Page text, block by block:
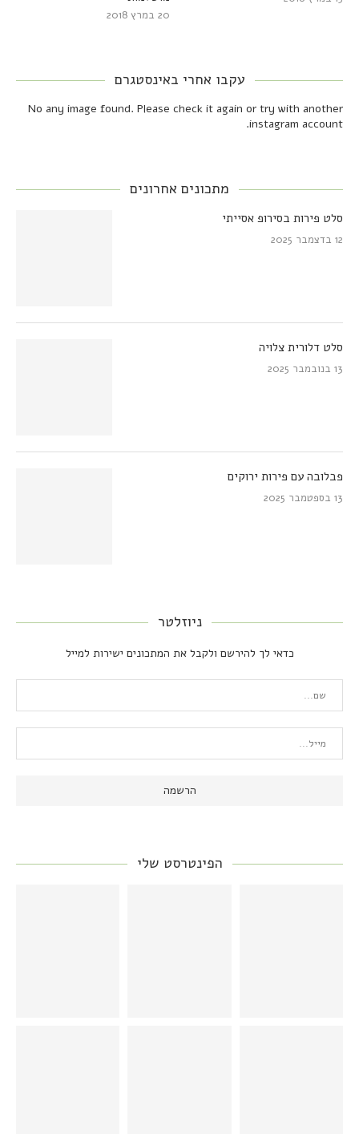
20 במרץ 2018
עקבו אחרי באינסטגרם
No any image found. Please check it again or try with another
instagram account.
מתכונים אחרונים
סלט פירות בסירופ אסייתי
12 בדצמבר 2025
סלט דלורית צלויה
13 בנובמבר 2025
פבלובה עם פירות ירוקים
13 בספטמבר 2025
ניוזלטר
כדאי לך להירשם ולקבל את המתכונים ישירות למייל
הפינטרסט שלי